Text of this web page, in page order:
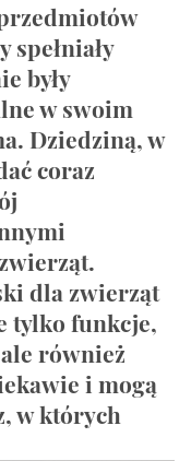
spełniały
były
w swoim
Dziedziną, w
coraz
dla zwierząt
tylko funkcje,
również
i mogą
w których